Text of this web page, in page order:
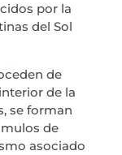
por la
del Sol
de
de la
se forman
de
asociado